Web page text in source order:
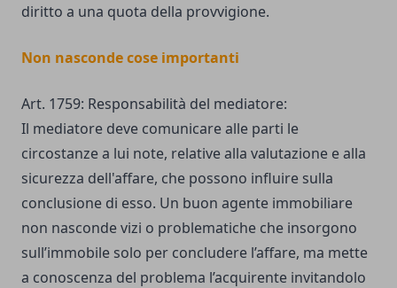
diritto a una quota della provvigione.
Non nasconde cose importanti
Art. 1759: Responsabilità del mediatore:
Il mediatore deve comunicare alle parti le
circostanze a lui note, relative alla valutazione e alla
sicurezza dell'affare, che possono influire sulla
conclusione di esso. Un buon agente immobiliare
non nasconde vizi o problematiche che insorgono
sull’immobile solo per concludere l’affare, ma mette
a conoscenza del problema l’acquirente invitandolo